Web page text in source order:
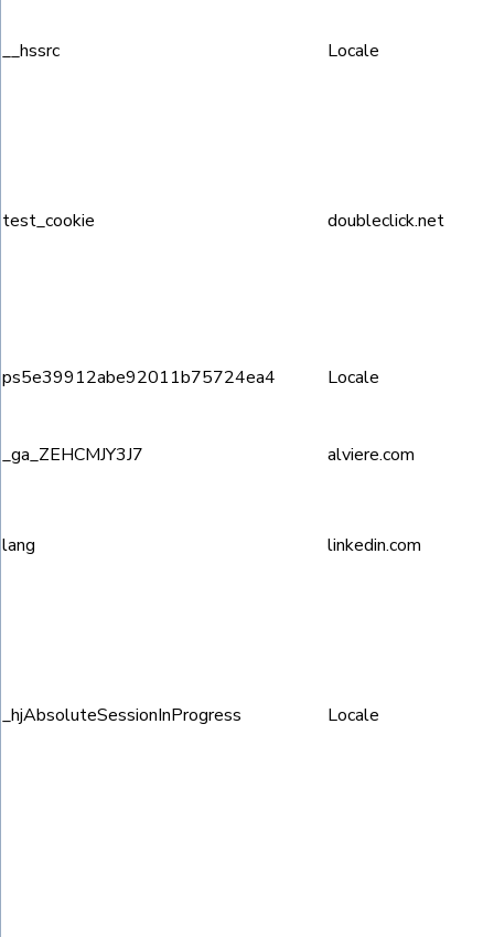
__hssrc Locale
test_cookie doubleclick.net
ps5e39912abe92011b75724ea4 Locale
_ga_ZEHCMJY3J7 alviere.com
lang linkedin.com
_hjAbsoluteSessionInProgress Locale